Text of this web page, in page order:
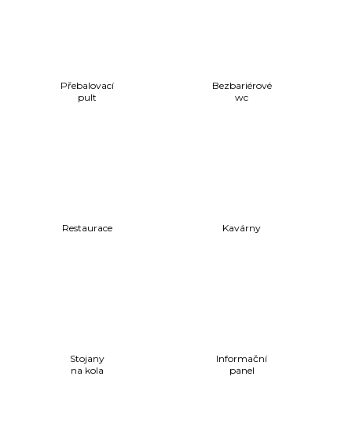
Přebalovací
pult
Bezbariérové
wc
Restaurace Kavárny
Stojany
na kola
Informační
panel